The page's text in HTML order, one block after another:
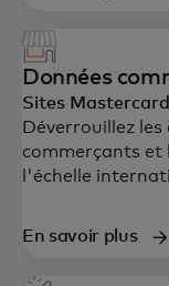
Données
Sites Mastercard
Déverrouillez
commerçants
l'échelle
En savoir plus